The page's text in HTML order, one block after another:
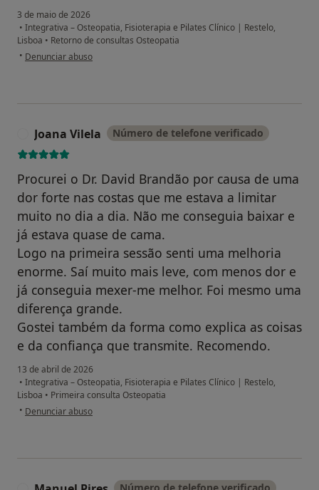
3 de maio de 2026
• Integrativa – Osteopatia, Fisioterapia e Pilates Clínico | Restelo,
Lisboa • Retorno de consultas Osteopatia
• na opinião do utilizador Eduardo Barbosa
Denunciar abuso
Joana Vilela Número de telefone verificado
Procurei o Dr. David Brandão por causa de uma
dor forte nas costas que me estava a limitar
muito no dia a dia. Não me conseguia baixar e
já estava quase de cama.
Logo na primeira sessão senti uma melhoria
enorme. Saí muito mais leve, com menos dor e
já conseguia mexer-me melhor. Foi mesmo uma
diferença grande.
Gostei também da forma como explica as coisas
e da confiança que transmite. Recomendo.
13 de abril de 2026
• Integrativa – Osteopatia, Fisioterapia e Pilates Clínico | Restelo,
Lisboa • Primeira consulta Osteopatia
• na opinião do utilizador Joana Vilela
Denunciar abuso